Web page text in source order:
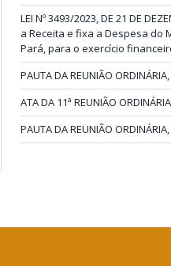
LEI Nº 3493/2023, DE 21 DE
a Receita e fixa a Despesa do
Pará, para o exercício
PAUTA DA REUNIÃO
ATA DA 11ª REUNIÃO
PAUTA DA REUNIÃO